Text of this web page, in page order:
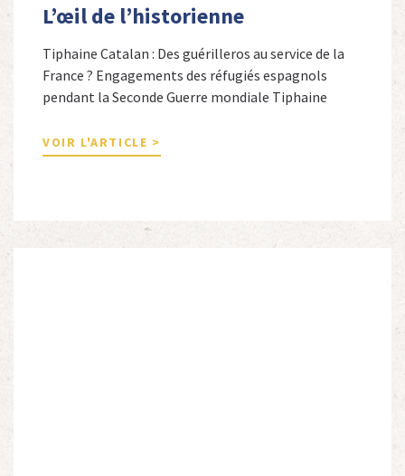
L’œil de l’historienne
Tiphaine Catalan : Des guérilleros au service de la
France ? Engagements des réfugiés espagnols
pendant la Seconde Guerre mondiale Tiphaine
secondaire et docteure en études hispaniques. Elle
est spécialiste de l’histoire contemporaine des
VOIR L'ARTICLE >